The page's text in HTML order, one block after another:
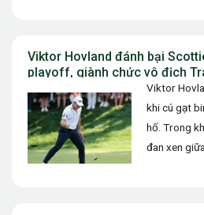
Viktor Hovland đánh bại
playoff, giành chức vô địch
Viktor
khi cú gạt
hố. Trong
đan xen